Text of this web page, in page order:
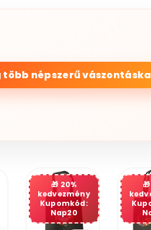
több népszerű vászontáska
20%
kedvezmény
Kupomkód:
Nap20